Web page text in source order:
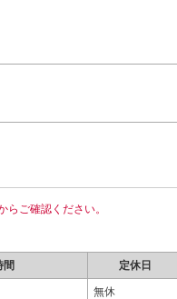
らご確認ください。
間 定休日
無休